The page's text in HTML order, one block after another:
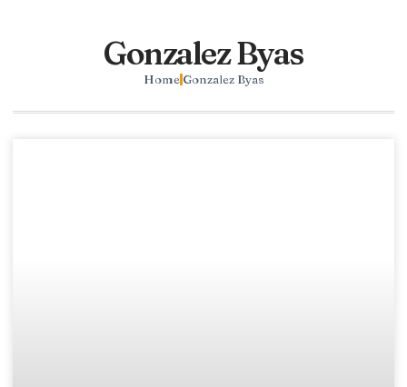
Gonzalez Byas
Home Gonzalez Byas